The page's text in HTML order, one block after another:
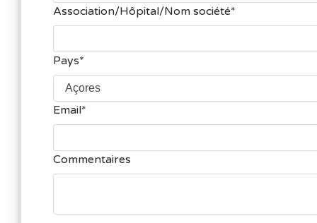
Association/Hôpital/Nom société
Pays
Email
Commentaires